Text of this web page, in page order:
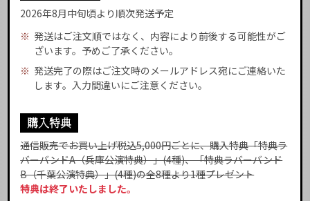
2026年8月中旬頃より順次発送予定
※ 発送はご注文順ではなく、内容により前後する可能性がご
ざいます。予めご了承ください。
※ 発送完了の際はご注文時のメールアドレス宛にご連絡いた
します。入力間違いにご注意ください。
購入特典
通信販売でお買い上げ税込5,000円ごとに、購入特典「特典ラ
バーバンドA（兵庫公演特典）」(4種)、「特典ラバーバンド
B（千葉公演特典）」(4種)の全8種より1種プレゼント
特典は終了いたしました。